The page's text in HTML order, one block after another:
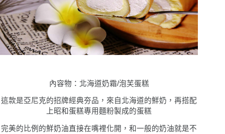
內容物：北海道奶霜/泡芙蛋糕
這款是亞尼克的招牌經典夯品，來自北海道的鮮奶，再搭配
上昭和蛋糕專用麵粉製成的蛋糕
完美的比例的鮮奶油直接在嘴裡化開，和一般的奶油就是不